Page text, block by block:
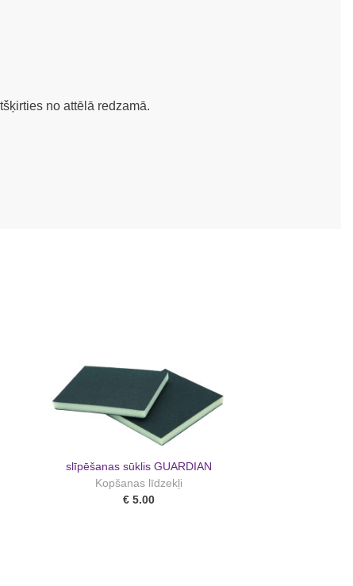
no attēlā redzamā.
slīpēšanas sūklis GUARDIAN
Kopšanas līdzekļi
€ 5.00